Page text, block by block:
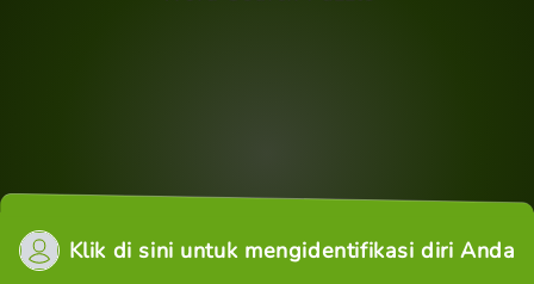
Klik di sini untuk mengidentifikasi diri Anda